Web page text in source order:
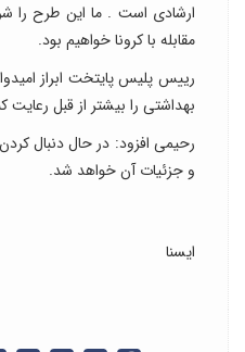
ارشادی است . ما این طرح را
مقابله با کرونا خواهیم بود.
رییس پلیس پایتخت ابراز
بهداشتی را بیشتر از قبل رعایت
رحیمی افزود: در حال دنبال
و جزئیات آن خواهد شد.
ایسنا